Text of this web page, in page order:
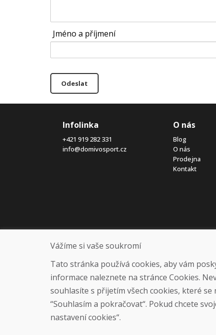
Jméno a příjmení
Odeslat
Infolinka
+421 919 282 331
info@domivosport.cz
O nás
Blog
O nás
Prodejna
Kontakt
Vážíme si vaše soukromí
Tato stránka používá cookies, aby vám
informace naleznete na stránce Cookies.
souhlasíte s přijetím všech cookies, které
“Souhlasím a pokračovat“. Pokud chcete
nastavení cookies“.